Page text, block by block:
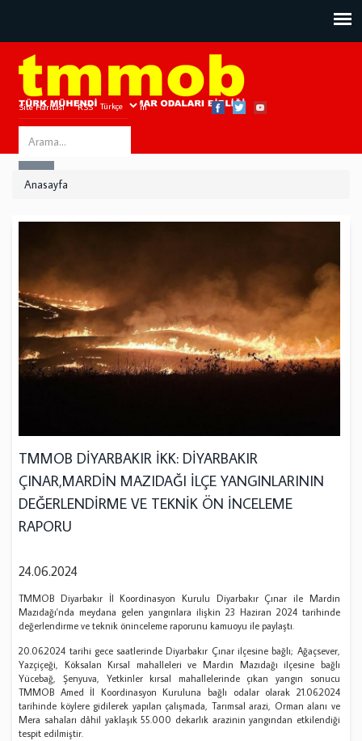
Site Haritası RSS Bize Ulaşın
Search
this
Anasayfa
TMMOB DİYARBAKIR İKK: DİYARBAKIR
ÇINAR,MARDİN MAZIDAĞI İLÇE YANGINLARININ
DEĞERLENDİRME VE TEKNİK ÖN İNCELEME
RAPORU
24.06.2024
TMMOB Diyarbakır İl Koordinasyon Kurulu Diyarbakır Çınar ile Mardin
Mazıdağı'nda meydana gelen yangınlara ilişkin 23 Haziran 2024 tarihinde
değerlendirme ve teknik öninceleme raporunu kamuoyu ile paylaştı.
20.06.2024 tarihi gece saatlerinde Diyarbakır Çınar ilçesine bağlı; Ağaçsever,
Yazçiçeği, Köksalan Kırsal mahalleleri ve Mardin Mazıdağı ilçesine bağlı
Yücebağ, Şenyuva, Yetkinler kırsal mahallelerinde çıkan yangın sonucu
TMMOB Amed İl Koordinasyon Kuruluna bağlı odalar olarak 21.06.2024
tarihinde köylere gidilerek yapılan çalışmada, Tarımsal arazi, Orman alanı ve
Mera sahaları dâhil yaklaşık 55.000 dekarlık arazinin yangından etkilendiği
tespit edilmiştir.